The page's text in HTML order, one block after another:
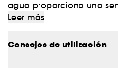
agua proporciona una
frescor al tiempo que
ligera y refrescante. Su
se absorbe al instante y
Leer más
Consejos de utilización